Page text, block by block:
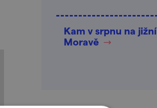
Kam v srpnu na jižní
Moravě